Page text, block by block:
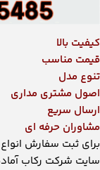
کیفیت بالا
قیمت مناسب
تنوع مدل
اصول مشتری مداری
ارسال سریع
مشاوران حرفه ای
برای ثبت سفارش
سایت شرکت رکاب